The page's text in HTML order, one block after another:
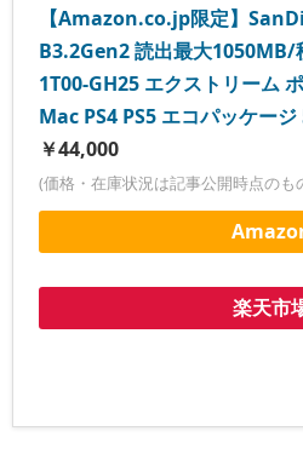
【Amazon.co.jp限定】
B3.2Gen2 読出最大1050MB/
1T00-GH25 エクストリーム
Mac PS4 PS5 エコパッケー
￥44,000
(価格・在庫状況は記事公開時点のも
楽天市